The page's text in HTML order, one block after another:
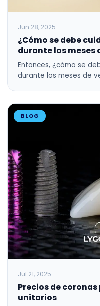
Jun 28, 2025
¿Cómo se debe
durante los meses
Entonces, ¿cómo se
durante los meses de
BLOG
Jul 21, 2025
Precios de
unitarios